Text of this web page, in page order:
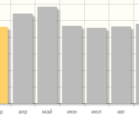
апр май июн июл авг